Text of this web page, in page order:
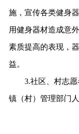
施，宣传各类健身
用健身器材造成意
素质提高的表现，
益。
3.社区、村志愿
镇（村）管理部门